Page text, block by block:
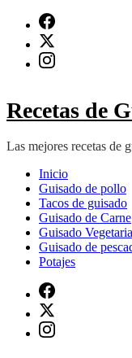
contenido
(presiona
Recetas de
Las mejores recetas de
Inicio
Guisado de pollo
Tacos de guisado
Guisado de Carne
Guisado
Guisado de
Potajes